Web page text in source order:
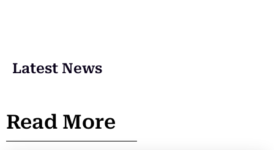
Latest News
Read More